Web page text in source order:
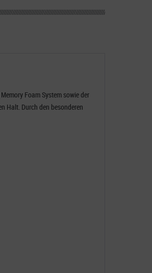
Foam System sowie der
Halt. Durch den besonderen